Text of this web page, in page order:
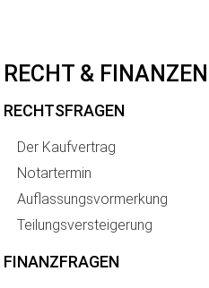
RECHT & FINANZEN
RECHTSFRAGEN
Der Kaufvertrag
Notartermin
Auflassungsvormerkung
Teilungsversteigerung
FINANZFRAGEN